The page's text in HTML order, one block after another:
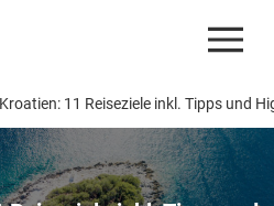
11 Reiseziele inkl. Tipps und